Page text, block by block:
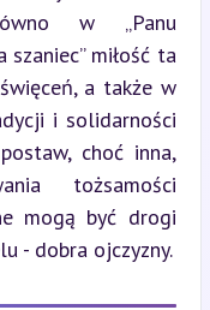
w „Panu
szaniec” miłość ta
a także w
i solidarności
choć inna,
tożsamości
mogą być drogi
- dobra ojczyzny.